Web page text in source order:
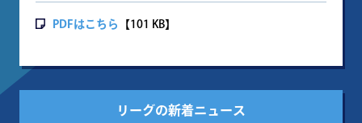
PDFはこちら 【101 KB】
リーグの新着ニュース